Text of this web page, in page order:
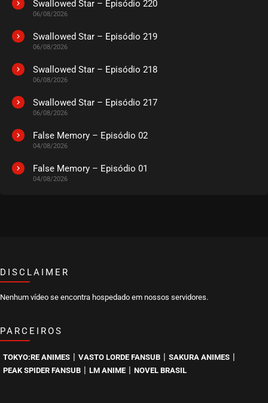
Swallowed Star – Episódio 220
06/08/2026
Swallowed Star – Episódio 219
06/08/2026
Swallowed Star – Episódio 218
06/08/2026
Swallowed Star – Episódio 217
06/08/2026
False Memory – Episódio 02
04/08/2026
False Memory – Episódio 01
04/08/2026
DISCLAIMER
Nenhum vídeo se encontra hospedado em nossos servidores.
PARCEIROS
TOKYO:RE ANIMES VASTO LORDE FANSUB SAKURA ANIMES
PEAK SPIDER FANSUB LM ANIME NOVEL BRASIL